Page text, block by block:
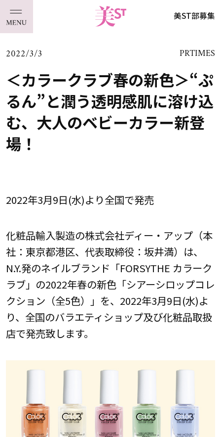
美ST部募集
2022/3/3 PRTIMES
＜カラークラブ春の新色＞“ぷ
るん”と潤う透明感肌に溶け込
む、大人のベビーカラー新登
場！
2022年3月9日(水)より全国で発売
化粧品輸入製造の株式会社ディー・アップ（本
社：東京都港区、代表取締役：坂井満）は、
N.Y.発のネイルブランド「FORSYTHE カラーク
ラブ」の2022年春の新色「シアーシロップコレ
クション（全5色）」を、2022年3月9日(水)よ
り、全国のバラエティショップ及び化粧品取扱
店で発売致します。